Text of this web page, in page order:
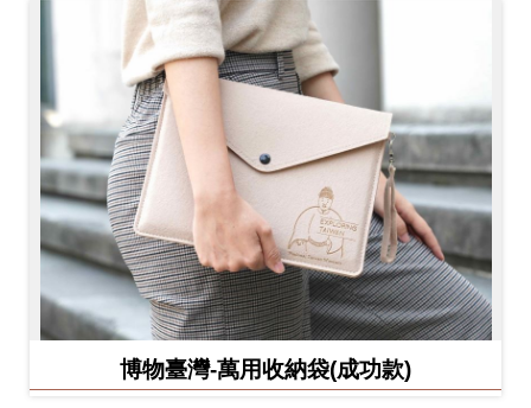
博物臺灣-萬用收納袋(成功款)